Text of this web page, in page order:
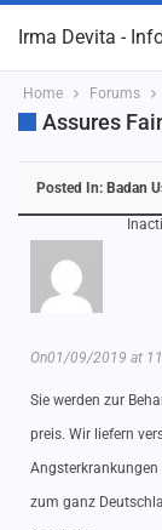
Irma Devita -
Home Forums
Assures
Posted In: Badan
On01/09/2019 at
Sie werden zur
preis. Wir liefern
zum ganz